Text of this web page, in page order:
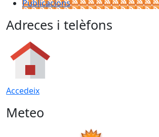
Publicacions
Adreces i telèfons
Accedeix
Meteo